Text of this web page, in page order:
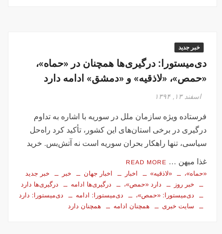
خبر جدید
دی‌میستورا: درگیری‌ها همچنان در «حماه»،
«حمص»، «لاذقیه» و «دمشق» ادامه دارد
اسفند ۱۳, ۱۳۹۴
فرستاده ویژه سازمان ملل در سوریه با اشاره به تداوم
درگیری در برخی استان‌های این کشور، تأکید کرد راه‌حل
سیاسی، تنها راهکار بحران سوریه است نه آتش‌بس. خرید
غذا میهن … READ MORE
«حماه»، «لاذقیه» اخبار اخبار جهان خبر
خبر جدید
خبر روز
دارد «حمص»، درگیری‌ها ادامه
درگیری‌ها دارد
دی‌میستورا: «حمص»،
دی‌میستورا: ادامه
دی‌میستورا: دارد
سایت خبری
همچنان ادامه همچنان دارد